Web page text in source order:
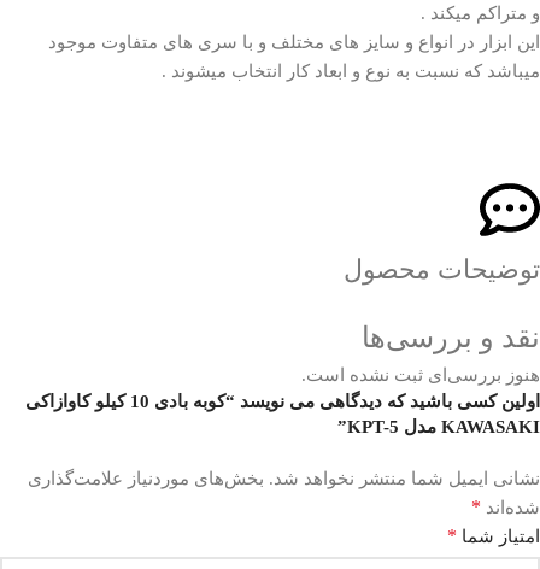
و متراکم میکند .
این ابزار در انواع و سایز های مختلف و با سری های متفاوت موجود
میباشد که نسبت به نوع و ابعاد کار انتخاب میشوند .
توضیحات محصول
نقد و بررسی‌ها
هنوز بررسی‌ای ثبت نشده است.
اولین کسی باشید که دیدگاهی می نویسد “کوبه بادی 10 کیلو کاوازاکی
KAWASAKI مدل KPT-5”
نشانی ایمیل شما منتشر نخواهد شد. بخش‌های موردنیاز علامت‌گذاری
شده‌اند *
امتیاز شما *